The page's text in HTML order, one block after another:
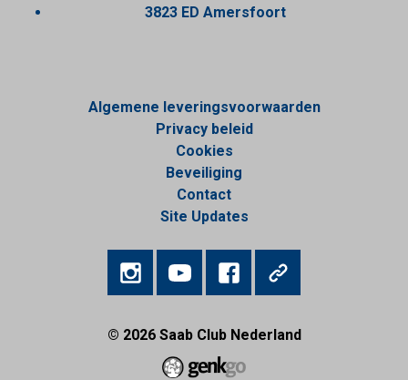
3823 ED Amersfoort
Algemene leveringsvoorwaarden
Privacy beleid
Cookies
Beveiliging
Contact
Site Updates
© 2026Saab Club Nederland